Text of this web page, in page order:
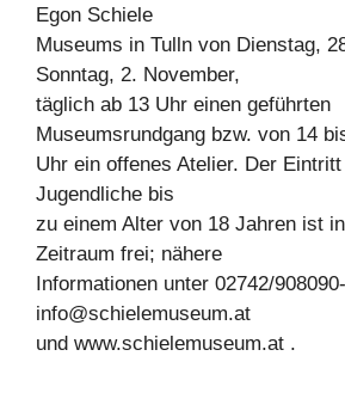
Egon Schiele
Museums in Tulln von Dienstag,
Sonntag, 2. November,
täglich ab 13 Uhr einen geführten
Museumsrundgang bzw. von 14
Uhr ein offenes Atelier. Der
Jugendliche bis
zu einem Alter von 18 Jahren ist
Zeitraum frei; nähere
Informationen unter 02742/
info@schielemuseum.at
und www.schielemuseum.at .